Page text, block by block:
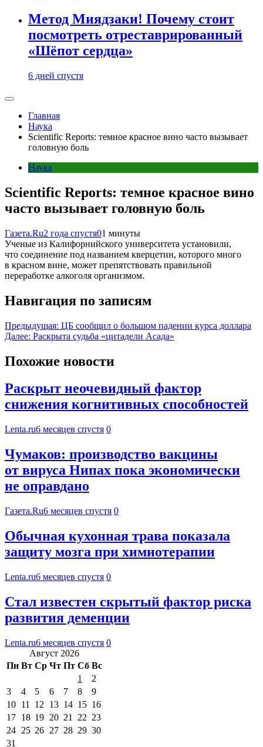
Метод Миядзаки! Почему стоит
посмотреть отреставрированный
«Шёпот сердца»
6 дней спустя
Главная
Наука
Scientific Reports: темное красное вино часто вызывает
головную боль
Наука
Scientific Reports: темное красное вино
часто вызывает головную боль
Газета.Ru2 года спустя01 минуты
Ученые из Калифорнийского университета установили,
что соединение под названием кверцетин, которого много
в красном вине, может препятствовать правильной
переработке алкоголя организмом.
Навигация по записям
Предыдущая: ЦБ сообщил о большом падении курса доллара
Далее: Раскрыта судьба «цитадели Асада»
Похожие новости
Раскрыт неочевидный фактор
снижения когнитивных способностей
Lenta.ru6 месяцев спустя 0
Чумаков: производство вакцины
от вируса Нипах пока экономически
не оправдано
Газета.Ru6 месяцев спустя 0
Обычная кухонная трава показала
защиту мозга при химиотерапии
Lenta.ru6 месяцев спустя 0
Стал известен скрытый фактор риска
развития деменции
Lenta.ru6 месяцев спустя 0
Август 2026
Пн Вт Ср Чт Пт Сб Вс
1
2
3
4 5 6 7 8
9
10 11 12 13 14 15 16
17 18 19 20 21 22 23
24 25 26 27 28 29 30
31